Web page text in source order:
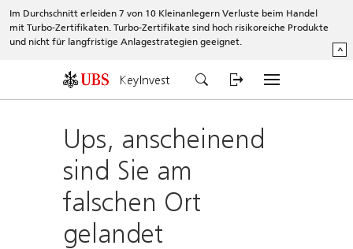
Im Durchschnitt erleiden 7 von 10 Kleinanlegern Verluste beim Handel
mit Turbo-Zertifikaten. Turbo-Zertifikate sind hoch risikoreiche Produkte
und nicht für langfristige Anlagestrategien geeignet.
^
KeyInvest
Ups, anscheinend
sind Sie am
falschen Ort
gelandet